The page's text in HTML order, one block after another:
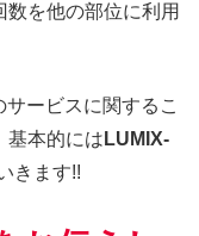
を他の部位に利用
サービスに関するこ
基本的には LUMIX-
きます!!